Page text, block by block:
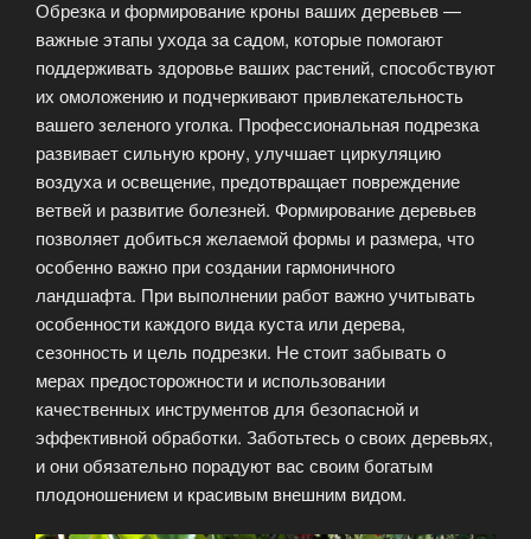
Обрезка и формирование кроны ваших деревьев —
важные этапы ухода за садом, которые помогают
поддерживать здоровье ваших растений, способствуют
их омоложению и подчеркивают привлекательность
вашего зеленого уголка. Профессиональная подрезка
развивает сильную крону, улучшает циркуляцию
воздуха и освещение, предотвращает повреждение
ветвей и развитие болезней. Формирование деревьев
позволяет добиться желаемой формы и размера, что
особенно важно при создании гармоничного
ландшафта. При выполнении работ важно учитывать
особенности каждого вида куста или дерева,
сезонность и цель подрезки. Не стоит забывать о
мерах предосторожности и использовании
качественных инструментов для безопасной и
эффективной обработки. Заботьтесь о своих деревьях,
и они обязательно порадуют вас своим богатым
плодоношением и красивым внешним видом.